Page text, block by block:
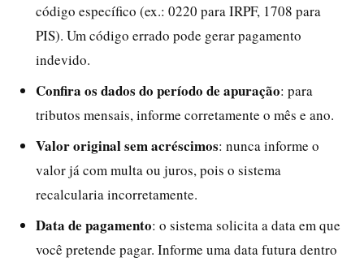
código específico (ex.: 0220 para IRPF, 1708 para
PIS). Um código errado pode gerar pagamento
indevido.
Confira os dados do período de apuração: para
tributos mensais, informe corretamente o mês e ano.
Valor original sem acréscimos: nunca informe o
valor já com multa ou juros, pois o sistema
recalcularia incorretamente.
Data de pagamento: o sistema solicita a data em que
você pretende pagar. Informe uma data futura dentro